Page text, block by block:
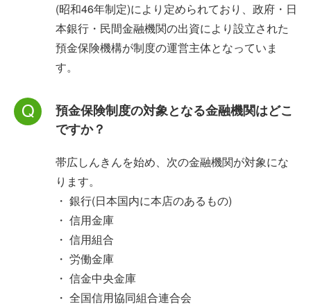
(昭和46年制定)により定められており、政府・日
本銀行・民間金融機関の出資により設立された
預金保険機構が制度の運営主体となっていま
す。
預金保険制度の対象となる金融機関はどこ
ですか？
帯広しんきんを始め、次の金融機関が対象にな
ります。
・ 銀行(日本国内に本店のあるもの)
・ 信用金庫
・ 信用組合
・ 労働金庫
・ 信金中央金庫
・ 全国信用協同組合連合会